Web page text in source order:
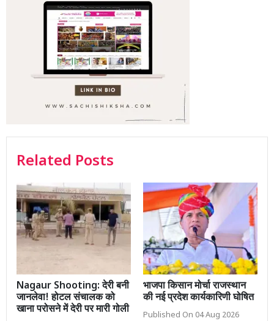
Related Posts
Nagaur Shooting: देरी बनी
जानलेवा! होटल संचालक को
खाना परोसने में देरी पर मारी गोली
भाजपा किसान मोर्चा राजस्थान
की नई प्रदेश कार्यकारिणी घोषित
Published On 04 Aug 2026